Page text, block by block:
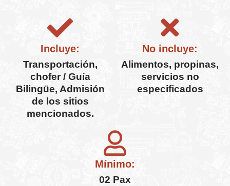
Incluye:
Transportación,
chofer / Guía
Bilingüe, Admisión
de los sitios
mencionados.
No incluye:
Alimentos, propinas,
servicios no
especificados
Mínimo:
02 Pax